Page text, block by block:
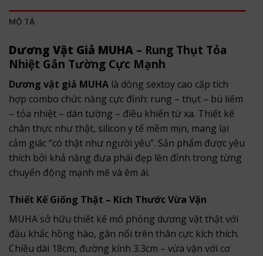
MÔ TẢ
Dương Vật Giả MUHA – Rung Thụt Tỏa
Nhiệt Gắn Tường Cực Mạnh
Dương vật giả MUHA là dòng sextoy cao cấp tích
hợp combo chức năng cực đỉnh: rung – thụt – bú liếm
– tỏa nhiệt – dán tường – điều khiển từ xa. Thiết kế
chân thực như thật, silicon y tế mềm mịn, mang lại
cảm giác “có thật như người yêu”. Sản phẩm được yêu
thích bởi khả năng đưa phái đẹp lên đỉnh trong từng
chuyển động mạnh mẽ và êm ái.
Thiết Kế Giống Thật – Kích Thước Vừa Vặn
MUHA sở hữu thiết kế mô phỏng dương vật thật với
đầu khấc hồng hào, gân nổi trên thân cực kích thích.
Chiều dài 18cm, đường kính 3.3cm – vừa vặn với cơ